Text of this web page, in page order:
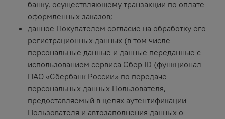
банку, осуществляющему транзакции по оплате
оформленных заказов;
данное Покупателем согласие на обработку его
регистрационных данных (в том числе
персональные данные и данные переданные с
использованием сервиса Сбер ID (функционал
ПАО «Сбербанк России» по передаче
персональных данных Пользователя,
предоставляемый в целях аутентификации
Пользователя и автозаполнения данных о